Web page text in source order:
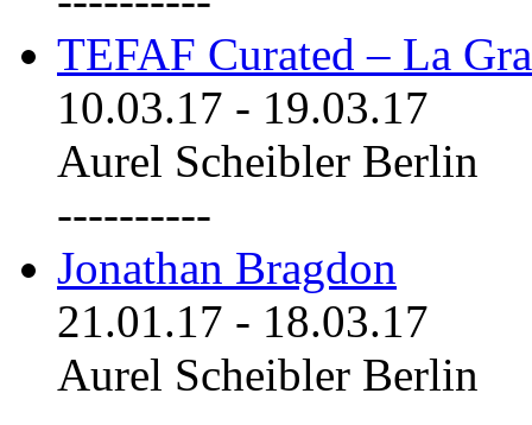
TEFAF Curated – La
10.03.17 - 19.03.17
Aurel Scheibler Berlin
----------
Jonathan Bragdon
21.01.17 - 18.03.17
Aurel Scheibler Berlin